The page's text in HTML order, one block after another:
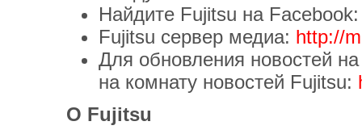
Найдите Fujitsu на
Fujitsu сервер медиа: http://
Для обновления новостей
на комнату новостей Fujitsu:
О Fujitsu